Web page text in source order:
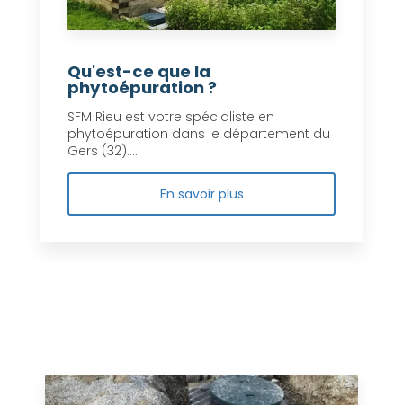
Qu'est-ce que la
phytoépuration ?
SFM Rieu est votre spécialiste en
phytoépuration dans le département du
Gers (32)....
En savoir plus